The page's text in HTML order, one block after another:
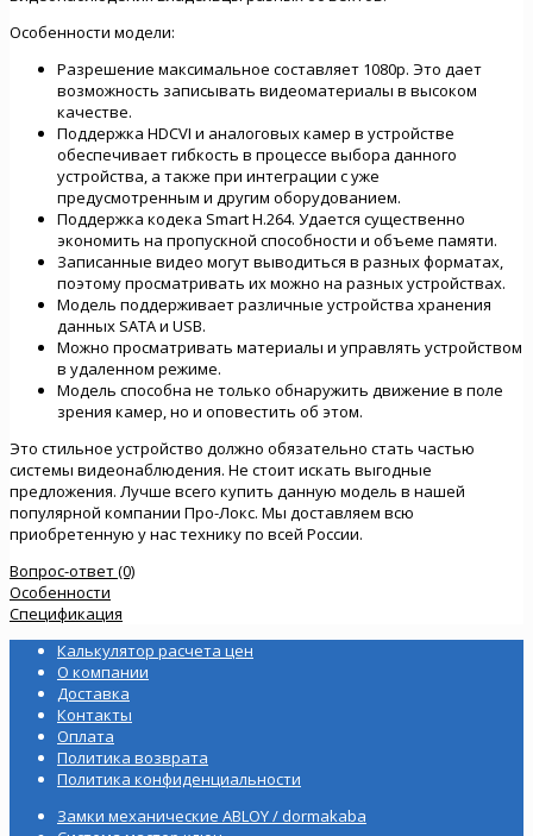
Особенности модели:
Разрешение максимальное составляет 1080p. Это дает
возможность записывать видеоматериалы в высоком
качестве.
Поддержка HDCVI и аналоговых камер в устройстве
обеспечивает гибкость в процессе выбора данного
устройства, а также при интеграции с уже
предусмотренным и другим оборудованием.
Поддержка кодека Smart H.264. Удается существенно
экономить на пропускной способности и объеме памяти.
Записанные видео могут выводиться в разных форматах,
поэтому просматривать их можно на разных устройствах.
Модель поддерживает различные устройства хранения
данных SATA и USB.
Можно просматривать материалы и управлять устройством
в удаленном режиме.
Модель способна не только обнаружить движение в поле
зрения камер, но и оповестить об этом.
Это стильное устройство должно обязательно стать частью
системы видеонаблюдения. Не стоит искать выгодные
предложения. Лучше всего купить данную модель в нашей
популярной компании Про-Локс. Мы доставляем всю
приобретенную у нас технику по всей России.
Вопрос-ответ (0)
Особенности
Спецификация
Калькулятор расчета цен
О компании
Доставка
Контакты
Оплата
Политика возврата
Политика конфиденциальности
Замки механические ABLOY / dormakaba